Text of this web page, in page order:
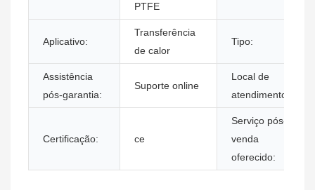
PTFE
Aplicativo:
Transferência
de calor
Tipo:
Assistência
pós-garantia:
Suporte online
Local de
atendimento:
Certificação: ce
Serviço pós-
venda
oferecido: